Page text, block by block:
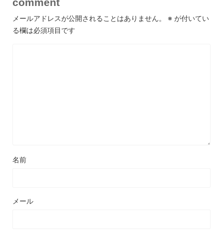
comment
メールアドレスが公開されることはありません。 ※ が付いてい
る欄は必須項目です
名前
メール